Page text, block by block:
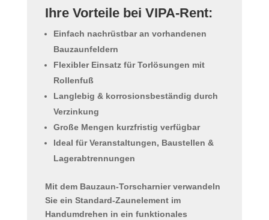
Ihre Vorteile bei VIPA-Rent:
Einfach nachrüstbar an vorhandenen
Bauzaunfeldern
Flexibler Einsatz für Torlösungen mit
Rollenfuß
Langlebig & korrosionsbeständig durch
Verzinkung
Große Mengen kurzfristig verfügbar
Ideal für Veranstaltungen, Baustellen &
Lagerabtrennungen
Mit dem Bauzaun-Torscharnierverwandeln
Sie ein Standard-Zaunelement im
Handumdrehen in ein funktionales